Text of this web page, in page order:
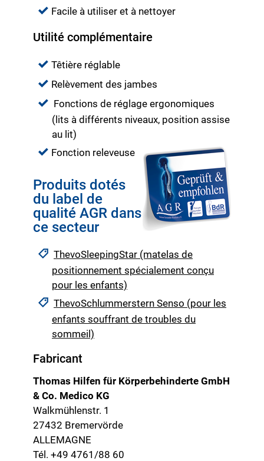
Facile à utiliser et à nettoyer
Utilité complémentaire
Têtière réglable
Relèvement des jambes
Fonctions de réglage ergonomiques
(lits à différents niveaux, position assise
au lit)
Fonction releveuse
Produits dotés
du label de
qualité AGR dans
ce secteur
ThevoSleepingStar (matelas de
positionnement spécialement conçu
pour les enfants)
ThevoSchlummerstern Senso (pour les
enfants souffrant de troubles du
sommeil)
Fabricant
Thomas Hilfen für Körperbehinderte GmbH
& Co. Medico KG
Walkmühlenstr. 1
27432 Bremervörde
ALLEMAGNE
Tél. +49 4761/88 60